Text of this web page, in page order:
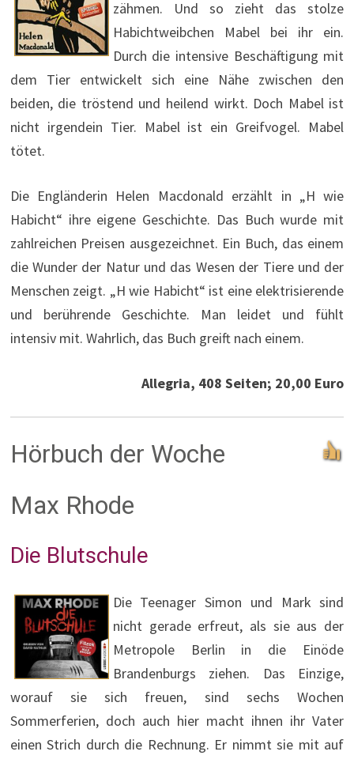
zähmen. Und so zieht das stolze
Habichtweibchen Mabel bei ihr ein.
Durch die intensive Beschäftigung mit
dem Tier entwickelt sich eine Nähe zwischen den
beiden, die tröstend und heilend wirkt. Doch Mabel ist
nicht irgendein Tier. Mabel ist ein Greifvogel. Mabel
tötet.
Die Engländerin Helen Macdonald erzählt in „H wie
Habicht“ ihre eigene Geschichte. Das Buch wurde mit
zahlreichen Preisen ausgezeichnet. Ein Buch, das einem
die Wunder der Natur und das Wesen der Tiere und der
Menschen zeigt. „H wie Habicht“ ist eine elektrisierende
und berührende Geschichte. Man leidet und fühlt
intensiv mit. Wahrlich, das Buch greift nach einem.
Allegria, 408 Seiten; 20,00 Euro
Hörbuch der Woche
Max Rhode
Die Blutschule
Die Teenager Simon und Mark sind
nicht gerade erfreut, als sie aus der
Metropole Berlin in die Einöde
Brandenburgs ziehen. Das Einzige,
worauf sie sich freuen, sind sechs Wochen
Sommerferien, doch auch hier macht ihnen ihr Vater
einen Strich durch die Rechnung. Er nimmt sie mit auf